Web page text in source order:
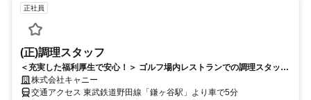
正社員
(正)調理スタッフ
＜充実した福利厚生で安心！＞ ゴルフ場内レストランでの調理スタッ
フ！株式会社キャニー
交通アクセス 東武鉄道野田線「鎌ヶ谷駅」より車で5分